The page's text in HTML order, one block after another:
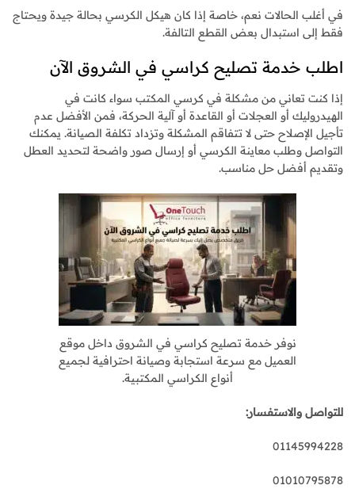
في أغلب الحالات نعم، خاصة إذا كان هيكل الكرسي بحالة جيدة ويحتاج
فقط إلى استبدال بعض القطع التالفة.
اطلب خدمة تصليح كراسي في الشروق الآن
إذا كنت تعاني من مشكلة في كرسي المكتب سواء كانت في
الهيدروليك أو العجلات أو القاعدة أو آلية الحركة، فمن الأفضل عدم
تأجيل الإصلاح حتى لا تتفاقم المشكلة وتزداد تكلفة الصيانة. يمكنك
التواصل وطلب معاينة الكرسي أو إرسال صور واضحة لتحديد العطل
وتقديم أفضل حل مناسب.
نوفر خدمة تصليح كراسي في الشروق داخل موقع
العميل مع سرعة استجابة وصيانة احترافية لجميع
أنواع الكراسي المكتبية.
للتواصل والاستفسار:
01145994228
01010795878